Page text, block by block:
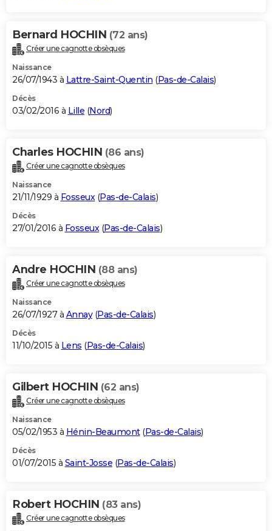
Bernard HOCHIN (72 ans)
Créer une cagnotte obsèques
Naissance
26/07/1943 à Lattre-Saint-Quentin (Pas-de-Calais)
Décès
03/02/2016 à Lille (Nord)
Charles HOCHIN (86 ans)
Créer une cagnotte obsèques
Naissance
21/11/1929 à Fosseux(Pas-de-Calais)
Décès
27/01/2016 à Fosseux(Pas-de-Calais)
Andre HOCHIN (88 ans)
Créer une cagnotte obsèques
Naissance
26/07/1927 à Annay(Pas-de-Calais)
Décès
11/10/2015 à Lens (Pas-de-Calais)
Gilbert HOCHIN (62 ans)
Créer une cagnotte obsèques
Naissance
05/02/1953 à Hénin-Beaumont(Pas-de-Calais)
Décès
01/07/2015 à Saint-Josse (Pas-de-Calais)
Robert HOCHIN (83 ans)
Créer une cagnotte obsèques